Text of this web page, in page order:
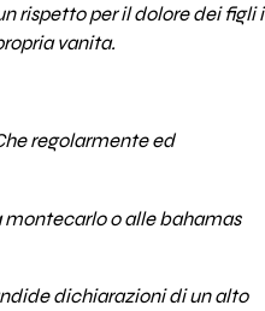
rispetto per il dolore dei figli i
vanita.
regolarmente ed
montecarlo o alle bahamas
dichiarazioni di un alto